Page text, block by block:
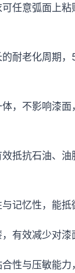
任意弧面上
耐老化周期
，不影响漆
抵抗石油、油
记忆性，能抵
有效减少对漆
性与压敏能力